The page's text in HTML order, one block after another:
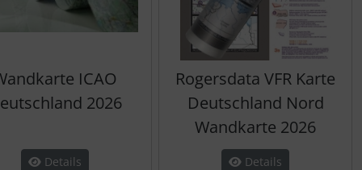
ICAO
2026
Details
Rogersdata VFR Karte
Deutschland Nord
Wandkarte 2026
Details